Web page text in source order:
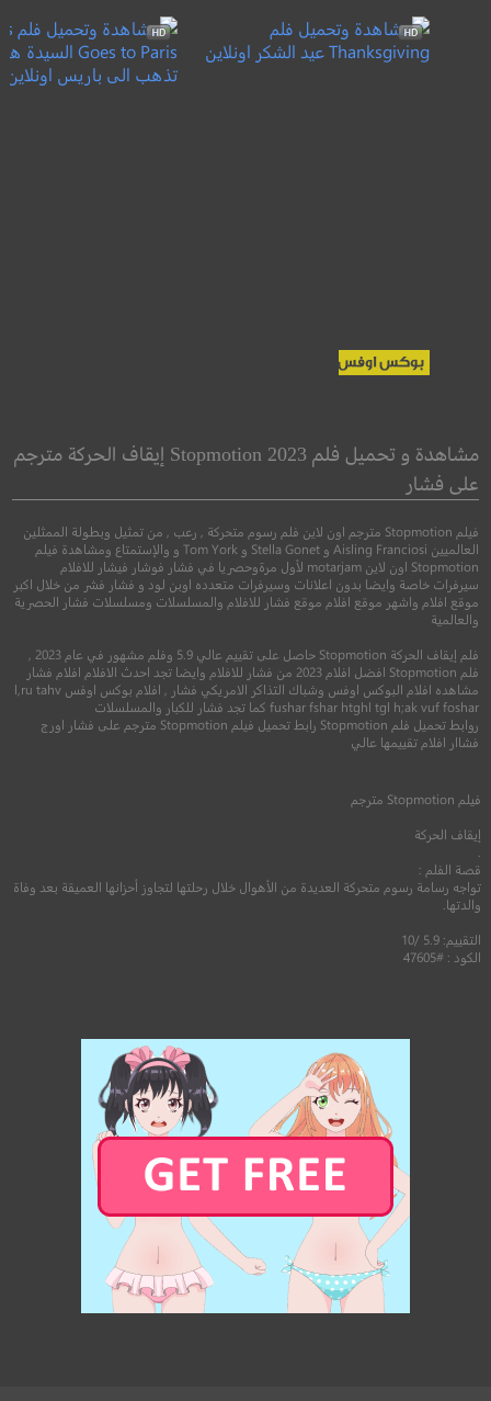
عيد الشكر
6.0
السيدة هاريس
باريس
كوميدي
مشاهدة و تحميل فلم Stopmotion 2023 إيقاف الحركة مترجم
على فشار
فيلم Stopmotion مترجم اون لاين فلم رسوم متحركة , رعب , من تمثيل وبطولة الممثلين
العالميين Aisling Franciosi و Stella Gonet و Tom York و والإستمتاع ومشاهدة فيلم
Stopmotion اون لاين motarjam لأول مرةوحصريا في فشار فوشار فيشار للافلام
سيرفرات خاصة وايضا بدون اعلانات وسيرفرات متعدده اوبن لود و فشار فشر من خلال اكبر
موقع افلام واشهر موقع افلام موقع فشار للافلام والمسلسلات ومسلسلات فشار الحصرية
والعالمية
فلم Stopmotion افضل افلام 2023 من فشار للافلام وايضا تجد احدث الافلام افلام فشار
مشاهده افلام البوكس اوفس وشباك التذاكر الامريكي فشار , افلام بوكس اوفس l,ru tahv
fushar fshar htghl tgl h;ak vuf foshar كما تجد فشار للكبار والمسلسلات
روابط تحميل فلم Stopmotion رابط تحميل فيلم Stopmotion مترجم على فشار اورج
فشاار افلام تقييمها عالي
فيلم Stopmotion مترجم
إيقاف الحركة
قصة الفلم :
تواجه رسامة رسوم متحركة العديدة من الأهوال خلال رحلتها لتجاوز أحزانها العميقة بعد وفاة
والدتها.
التقييم: 5.9 /10
الكود : #47605